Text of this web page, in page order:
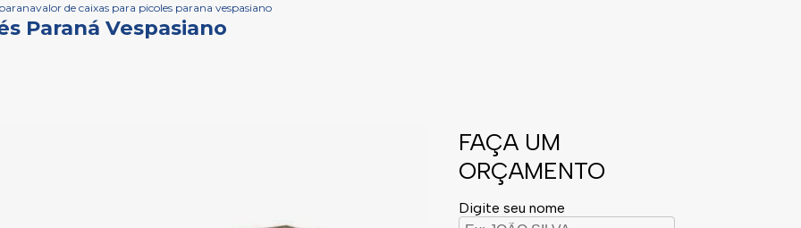
valor de caixas para picoles parana vespasiano
Paraná Vespasiano
FAÇA UM
ORÇAMENTO
Digite seu nome